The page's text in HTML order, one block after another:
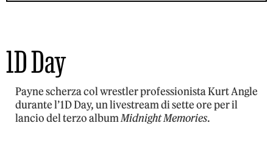
1D Day
Payne scherza col wrestler professionista Kurt Angle
durante l’1D Day, un livestream di sette ore per il
lancio del terzo albumMidnight Memories.